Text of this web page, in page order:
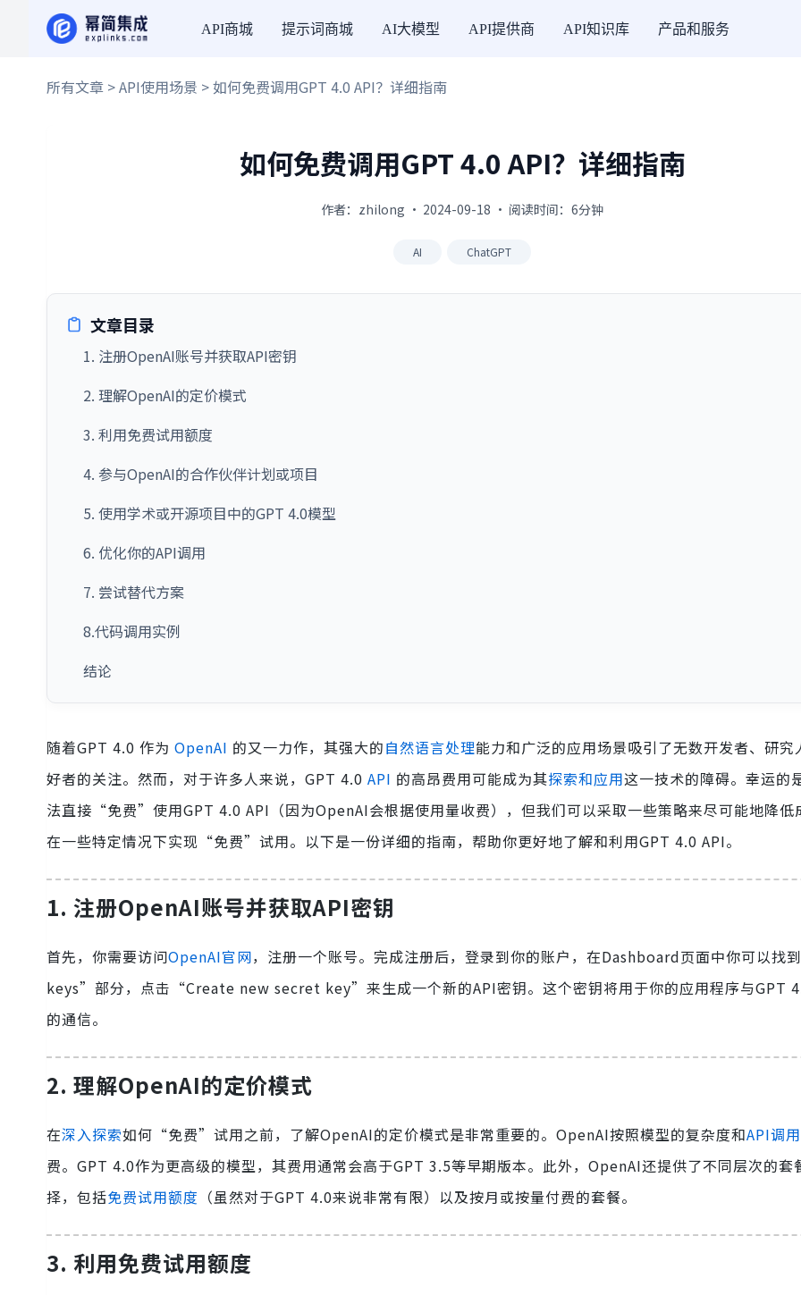
API商城 提示词商城 AI大模型 API提供商 API知识库 产品和服务
所有文章 >API使用场景 > 如何免费调用GPT 4.0 API？详细指南
如何免费调用GPT 4.0 API？详细指南
作者：zhilong · 2024-09-18 · 阅读时间：6分钟
AI ChatGPT
文章目录
1. 注册OpenAI账号并获取API密钥
2. 理解OpenAI的定价模式
3. 利用免费试用额度
4. 参与OpenAI的合作伙伴计划或项目
5. 使用学术或开源项目中的GPT 4.0模型
6. 优化你的API调用
7. 尝试替代方案
8.代码调用实例
结论
随着GPT 4.0 作为 OpenAI 的又一力作，其强大的自然语言处理能力和广泛的应用场景吸引了无数开发者、研究
好者的关注。然而，对于许多人来说，GPT 4.0 API 的高昂费用可能成为其探索和应用这一技术的障碍。幸运的
法直接“免费”使用GPT 4.0 API（因为OpenAI会根据使用量收费），但我们可以采取一些策略来尽可能地降低
在一些特定情况下实现“免费”试用。以下是一份详细的指南，帮助你更好地了解和利用GPT 4.0 API。
1. 注册OpenAI账号并获取API密钥
首先，你需要访问OpenAI官网，注册一个账号。完成注册后，登录到你的账户，在Dashboard页面中你可以找
keys”部分，点击“Create new secret key”来生成一个新的API密钥。这个密钥将用于你的应用程序与GPT
的通信。
2. 理解OpenAI的定价模式
在深入探索如何“免费”试用之前，了解OpenAI的定价模式是非常重要的。OpenAI按照模型的复杂度和API调用
费。GPT 4.0作为更高级的模型，其费用通常会高于GPT 3.5等早期版本。此外，OpenAI还提供了不同层次的套
择，包括免费试用额度 （虽然对于GPT 4.0来说非常有限）以及按月或按量付费的套餐。
3. 利用免费试用额度